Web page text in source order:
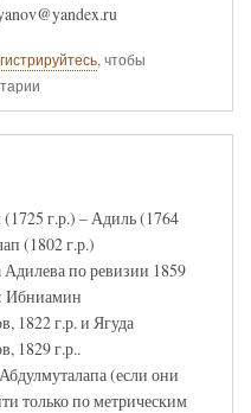
, чтобы
г.р.) – Адиль (1764
(1802 г.р.)
по ревизии 1859
Ибниамин
1822 г.р. и Ягуда
1829 г.р..
(если они
только по метрическим